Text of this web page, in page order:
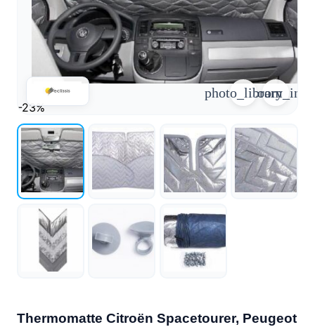
arrow_forward
person favorite_border
Elenco dei desideri
shopping_cart
Cestino della spesa
groups
Chi
mailContattateci
helpFAQ
car_repairConversione
article
Tutti
gli
articoli
-23%
zoom_in
photo_library
Thermomatte Citroën Spacetourer, Peugeot